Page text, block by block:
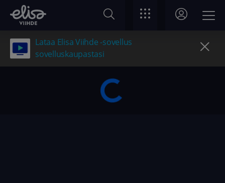
Lataa Elisa Viihde -sovellus
sovelluskaupastasi